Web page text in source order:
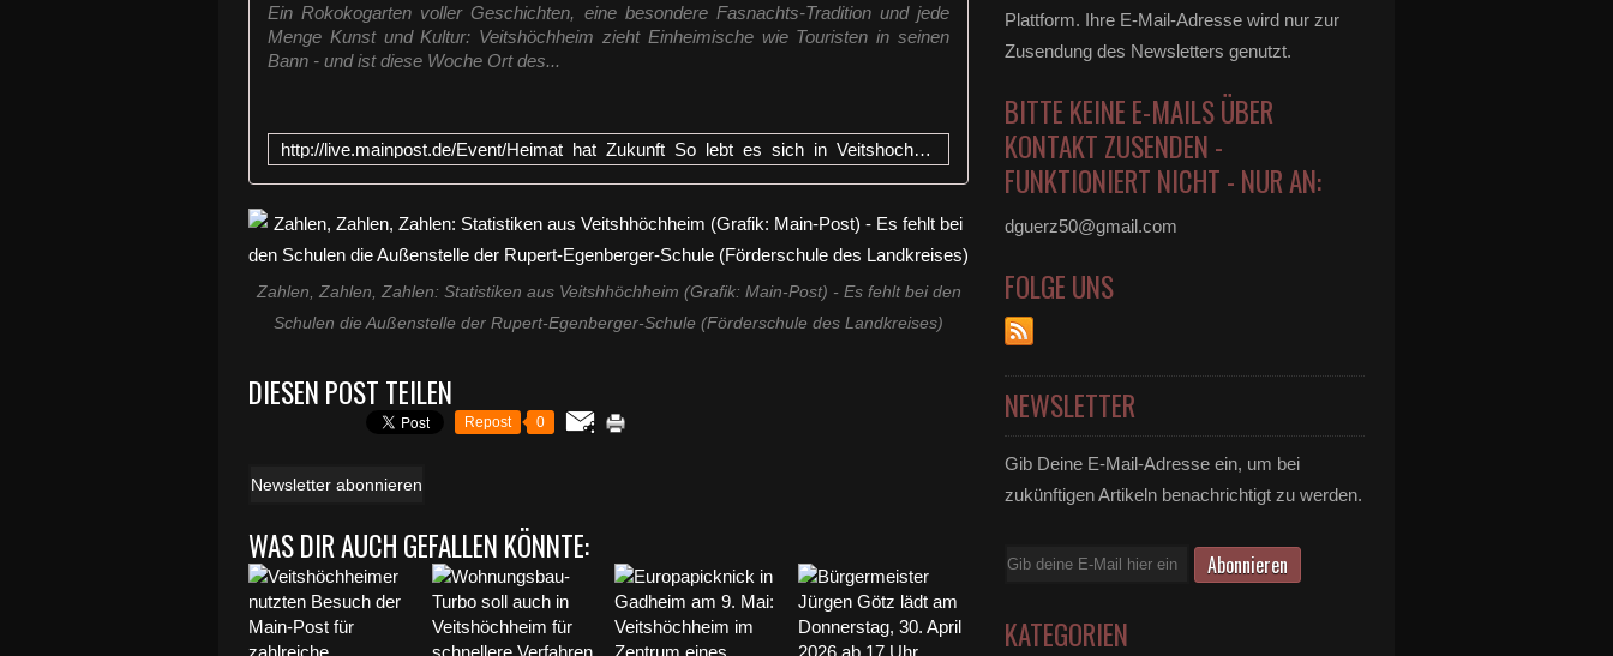
Ein Rokokogarten voller Geschichten, eine besondere Fasnachts-Tradition und jede
Menge Kunst und Kultur: Veitshöchheim zieht Einheimische wie Touristen in seinen
Bann - und ist diese Woche Ort des...
http://live.mainpost.de/Event/Heimat_hat_Zukunft_So_lebt_es_sich_in_Veitshochheim
Zahlen, Zahlen, Zahlen: Statistiken aus Veitshhöchheim (Grafik: Main-Post) - Es fehlt bei den
Schulen die Außenstelle der Rupert-Egenberger-Schule (Förderschule des Landkreises)
DIESEN POST TEILEN
Repost 0
Newsletter abonnieren
WAS DIR AUCH GEFALLEN KÖNNTE:
Plattform. Ihre E-Mail-Adresse wird nur zur
Zusendung des Newsletters genutzt.
BITTE KEINE E-MAILS ÜBER
KONTAKT ZUSENDEN -
FUNKTIONIERT NICHT - NUR AN:
dguerz50@gmail.com
FOLGE UNS
NEWSLETTER
Gib Deine E-Mail-Adresse ein, um bei
zukünftigen Artikeln benachrichtigt zu werden.
E-
KATEGORIEN